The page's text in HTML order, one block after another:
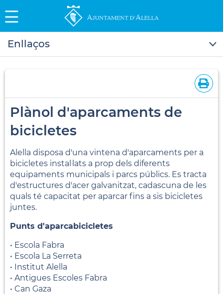
Enllaços
Plànol d'aparcaments de
bicicletes
Alella disposa d'una vintena d'aparcaments per a
bicicletes instal·lats a prop dels diferents
equipaments municipals i parcs públics. Es tracta
d'estructures d'acer galvanitzat, cadascuna de les
quals té capacitat per aparcar fins a sis bicicletes
juntes.
Punts d'aparcabicicletes
• Escola Fabra
• Escola La Serreta
• Institut Alella
• Antigues Escoles Fabra
• Can Gaza